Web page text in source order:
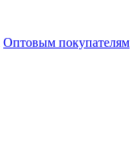
Оптовым покупателям